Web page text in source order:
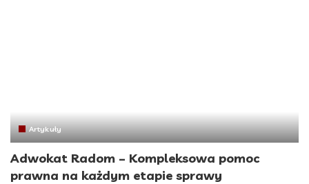
Artykuły
Adwokat Radom – Kompleksowa pomoc
prawna na każdym etapie sprawy